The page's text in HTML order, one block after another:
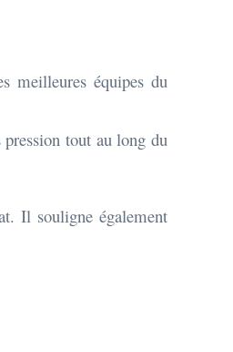
meilleures équipes du
tout au long du
Il souligne également